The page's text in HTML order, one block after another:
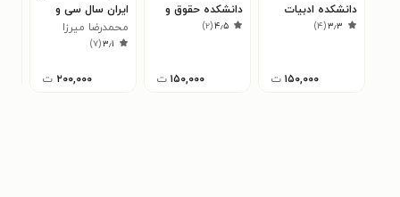
دانشکده ادبیات
تبریز سال ۱۳۳۰
۳٫۳(۴)
۱۵۰,۰۰۰ ت
دانشکده حقوق و
علوم سیاسی و
۴٫۵(۲)
۱۵۰,۰۰۰ ت
ایران سال سی و
یکم ۲۵۳۵
محمد‌رضا میرزا
زمانی
۳٫۱(۷)
۲۰۰,۰۰۰ ت